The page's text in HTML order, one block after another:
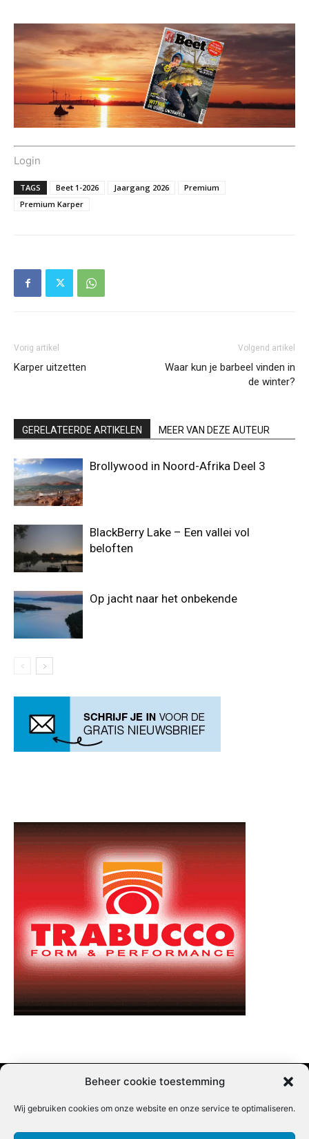
Beheer cookie toestemming
Wij gebruiken cookies om onze website en onze service te optimaliseren.
Login
TAGS Beet 1-2026 Jaargang 2026
Premium
Premium Karper
Vorig artikel
Karper uitzetten
Volgend artikel
Waar kun je barbeel vinden in
de winter?
GERELATEERDE ARTIKELEN MEER VAN DEZE AUTEUR
Brollywood in Noord-Afrika Deel 3
BlackBerry Lake – Een vallei vol
beloften
Op jacht naar het onbekende